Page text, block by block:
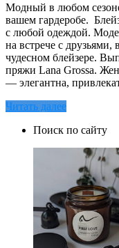
Модный в любом
вашем гардеробе.
с любой одеждой.
на встрече с друзьями,
чудесном блейзере.
пряжи Lana Grossa.
— элегантна,
Читать далее
Поиск по сайту